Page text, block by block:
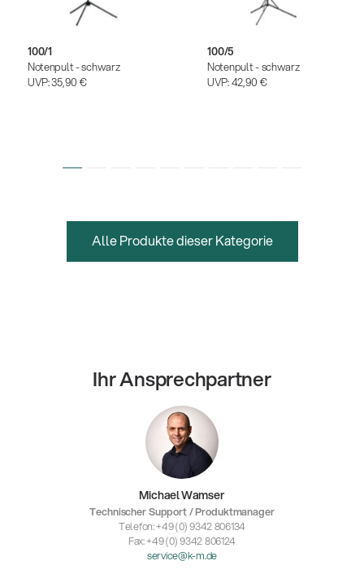
100/1
Notenpult - schwarz
UVP:35,90 €
100/5
Notenpult - schwarz
UVP:42,90 €
Alle Produkte dieser Kategorie
Ihr Ansprechpartner
Michael Wamser
Technischer Support / Produktmanager
Telefon: +49 (0) 9342 806134
Fax: +49 (0) 9342 806124
service@k-m.de